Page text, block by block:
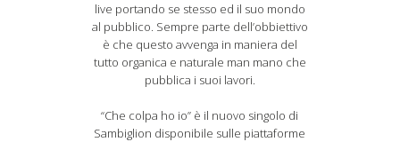
live portando se stesso ed il suo mondo
al pubblico. Sempre parte dell’obbiettivo
è che questo avvenga in maniera del
tutto organica e naturale man mano che
pubblica i suoi lavori.
“Che colpa ho io” è il nuovo singolo di
Sambiglion disponibile sulle piattaforme